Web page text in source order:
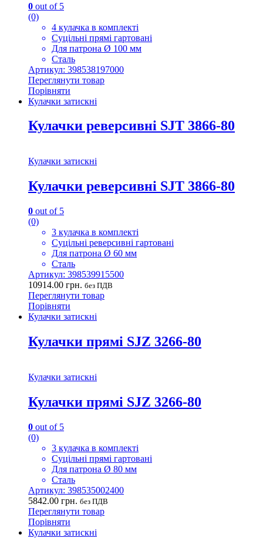
0 out of 5
(0)
4 кулачка в комплекті
Суцільні прямі гартовані
Для патрона Ø 100 мм
Сталь
Артикул: 398538197000
Переглянути товар
Порівняти
Кулачки затискні
Кулачки реверсивні SJT 3866-80
Кулачки затискні
Кулачки реверсивні SJT 3866-80
0 out of 5
(0)
3 кулачка в комплекті
Суцільні реверсивні гартовані
Для патрона Ø 60 мм
Сталь
Артикул: 398539915500
10914.00 грн. без ПДВ
Переглянути товар
Порівняти
Кулачки затискні
Кулачки прямі SJZ 3266-80
Кулачки затискні
Кулачки прямі SJZ 3266-80
0 out of 5
(0)
3 кулачка в комплекті
Суцільні прямі гартовані
Для патрона Ø 80 мм
Сталь
Артикул: 398535002400
5842.00 грн. без ПДВ
Переглянути товар
Порівняти
Кулачки затискні